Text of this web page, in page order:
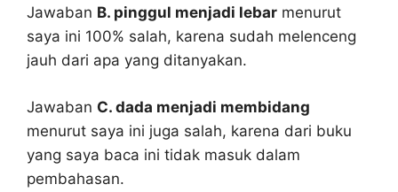
Jawaban B. pinggul menjadi lebar menurut
saya ini 100% salah, karena sudah melenceng
jauh dari apa yang ditanyakan.
Jawaban C. dada menjadi membidang
menurut saya ini juga salah, karena dari buku
yang saya baca ini tidak masuk dalam
pembahasan.